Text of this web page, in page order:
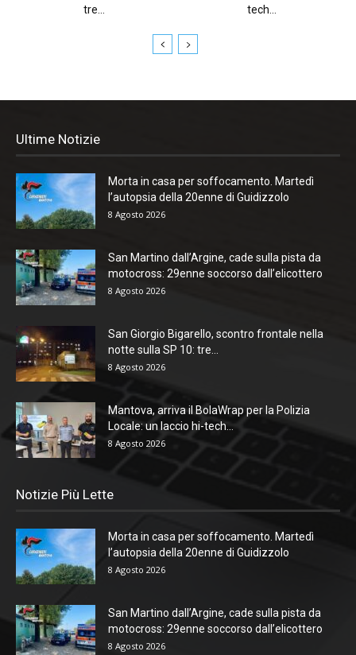
tre...
tech...
Ultime Notizie
Morta in casa per soffocamento. Martedì
l’autopsia della 20enne di Guidizzolo
8 Agosto 2026
San Martino dall’Argine, cade sulla pista da
motocross: 29enne soccorso dall’elicottero
8 Agosto 2026
San Giorgio Bigarello, scontro frontale nella
notte sulla SP 10: tre...
8 Agosto 2026
Mantova, arriva il BolaWrap per la Polizia
Locale: un laccio hi-tech...
8 Agosto 2026
Notizie Più Lette
Morta in casa per soffocamento. Martedì
l’autopsia della 20enne di Guidizzolo
8 Agosto 2026
San Martino dall’Argine, cade sulla pista da
motocross: 29enne soccorso dall’elicottero
8 Agosto 2026